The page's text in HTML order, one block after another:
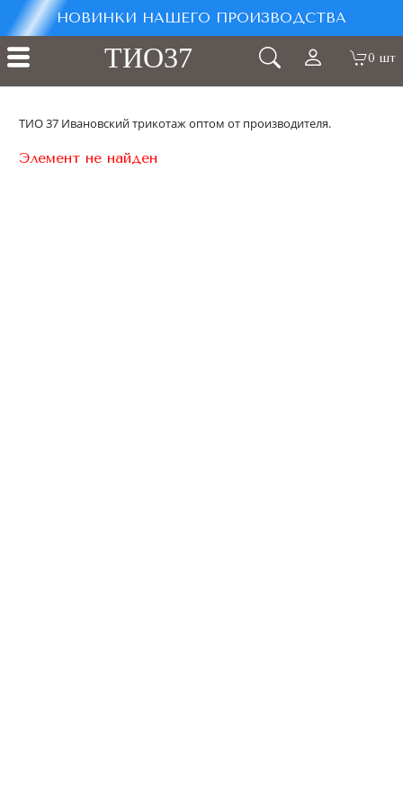
НОВИНКИ НАШЕГО ПРОИЗВОДСТВА
ТИО37 0 шт
ТИО 37 Ивановский трикотаж оптом от производителя.
Элемент не найден